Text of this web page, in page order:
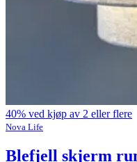
40% ved kjøp av 2 eller flere
Nova Life
Blefjell skjerm